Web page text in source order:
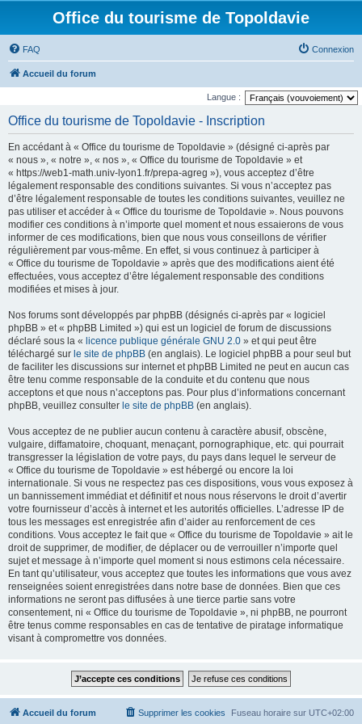
Office du tourisme de Topoldavie
FAQ Connexion
Accueil du forum
Langue :
Office du tourisme de Topoldavie - Inscription
En accédant à « Office du tourisme de Topoldavie » (désigné ci-après par
« nous », « notre », « nos », « Office du tourisme de Topoldavie » et
« https://web1-math.univ-lyon1.fr/prepa-agreg »), vous acceptez d’être
légalement responsable des conditions suivantes. Si vous n’acceptez pas
d’être légalement responsable de toutes les conditions suivantes, veuillez ne
pas utiliser et accéder à « Office du tourisme de Topoldavie ». Nous pouvons
modifier ces conditions à n’importe quel moment et nous essaierons de vous
informer de ces modifications, bien que nous vous conseillons de vérifier
régulièrement par vous-même. En effet, si vous continuez à participer à
« Office du tourisme de Topoldavie » après que des modifications aient été
effectuées, vous acceptez d’être légalement responsable des conditions
modifiées et mises à jour.
Nos forums sont développés par phpBB (désignés ci-après par « logiciel
phpBB » et « phpBB Limited ») qui est un logiciel de forum de discussions
déclaré sous la « licence publique générale GNU 2.0 » et qui peut être
téléchargé sur le site de phpBB (en anglais). Le logiciel phpBB a pour seul but
de faciliter les discussions sur internet et phpBB Limited ne peut en aucun cas
être tenu comme responsable de la conduite et du contenu que nous
acceptons et que nous n’acceptons pas. Pour plus d’informations concernant
phpBB, veuillez consulter le site de phpBB (en anglais).
Vous acceptez de ne publier aucun contenu à caractère abusif, obscène,
vulgaire, diffamatoire, choquant, menaçant, pornographique, etc. qui pourrait
transgresser la législation de votre pays, du pays dans lequel le serveur de
« Office du tourisme de Topoldavie » est hébergé ou encore la loi
internationale. Si vous ne respectez pas ces dispositions, vous vous exposez à
un bannissement immédiat et définitif et nous nous réservons le droit d’avertir
votre fournisseur d’accès à internet et les autorités officielles. L’adresse IP de
tous les messages est enregistrée afin d’aider au renforcement de ces
conditions. Vous acceptez le fait que « Office du tourisme de Topoldavie » ait le
droit de supprimer, de modifier, de déplacer ou de verrouiller n’importe quel
sujet et message à n’importe quel moment si nous estimons cela nécessaire.
En tant qu’utilisateur, vous acceptez que toutes les informations que vous avez
renseignées soient enregistrées dans notre base de données. Bien que ces
informations ne seront pas diffusées à une tierce partie sans votre
consentement, ni « Office du tourisme de Topoldavie », ni phpBB, ne pourront
être tenus comme responsables en cas de tentative de piratage informatique
visant à compromettre vos données.
Accueil du forum Fuseau horaire sur UTC+02:00
Supprimer les cookies